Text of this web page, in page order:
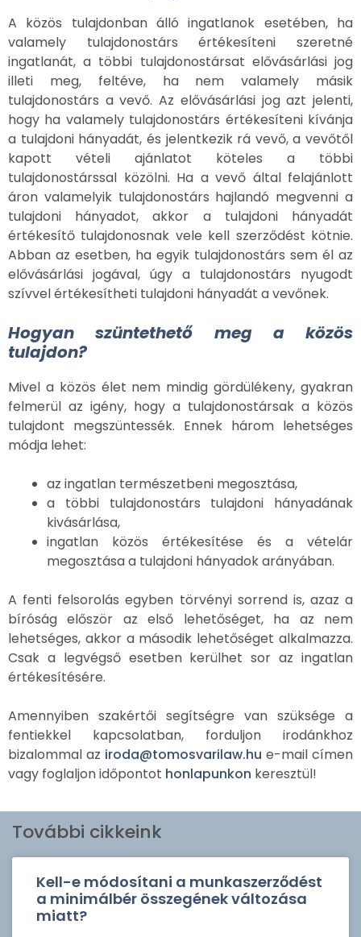
A közös tulajdonban álló ingatlanok esetében, ha
valamely tulajdonostárs értékesíteni szeretné
ingatlanát, a többi tulajdonostársat elővásárlási jog
illeti meg, feltéve, ha nem valamely másik
tulajdonostárs a vevő. Az elővásárlási jog azt jelenti,
hogy ha valamely tulajdonostárs értékesíteni kívánja
a tulajdoni hányadát, és jelentkezik rá vevő, a vevőtől
kapott vételi ajánlatot köteles a többi
tulajdonostárssal közölni. Ha a vevő által felajánlott
áron valamelyik tulajdonostárs hajlandó megvenni a
tulajdoni hányadot, akkor a tulajdoni hányadát
értékesítő tulajdonosnak vele kell szerződést kötnie.
Abban az esetben, ha egyik tulajdonostárs sem él az
elővásárlási jogával, úgy a tulajdonostárs nyugodt
szívvel értékesítheti tulajdoni hányadát a vevőnek.
Hogyan szüntethető meg a közös
tulajdon?
Mivel a közös élet nem mindig gördülékeny, gyakran
felmerül az igény, hogy a tulajdonostársak a közös
tulajdont megszüntessék. Ennek három lehetséges
módja lehet:
az ingatlan természetbeni megosztása,
a többi tulajdonostárs tulajdoni hányadának
kivásárlása,
ingatlan közös értékesítése és a vételár
megosztása a tulajdoni hányadok arányában.
A fenti felsorolás egyben törvényi sorrend is, azaz a
bíróság először az első lehetőséget, ha az nem
lehetséges, akkor a második lehetőséget alkalmazza.
Csak a legvégső esetben kerülhet sor az ingatlan
értékesítésére.
Amennyiben szakértői segítségre van szüksége a
fentiekkel kapcsolatban, forduljon irodánkhoz
bizalommal az iroda@tomosvarilaw.hu e-mail címen
vagy foglaljon időpontot honlapunkon keresztül!
További cikkeink
Kell-e módosítani a munkaszerződést
a minimálbér összegének változása
miatt?